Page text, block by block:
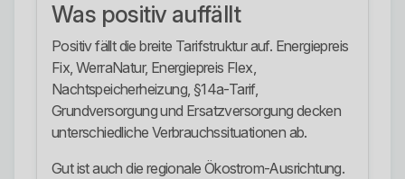
Was positiv auffällt
Positiv fällt die breite Tarifstruktur auf. Energiepreis
Fix, WerraNatur, Energiepreis Flex,
Nachtspeicherheizung, §14a-Tarif,
Grundversorgung und Ersatzversorgung decken
unterschiedliche Verbrauchssituationen ab.
Gut ist auch die regionale Ökostrom-Ausrichtung.